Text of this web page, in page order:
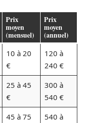
Prix
moyen
(mensuel)
Prix
moyen
(annuel)
10 à 20
€
120 à
240 €
25 à 45
€
300 à
540 €
45 à 75
540 à